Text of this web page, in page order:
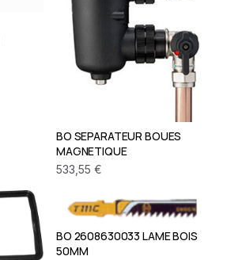
BO SEPARATEUR BOUES
MAGNETIQUE
533,55 €
BO 2608630033 LAME BOIS
50MM